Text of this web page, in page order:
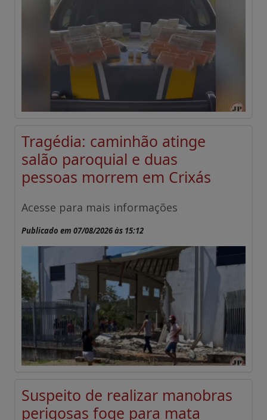
Tragédia: caminhão atinge
salão paroquial e duas
pessoas morrem em Crixás
Acesse para mais informações
Publicado em 07/08/2026 às 15:12
Suspeito de realizar manobras
perigosas foge para mata